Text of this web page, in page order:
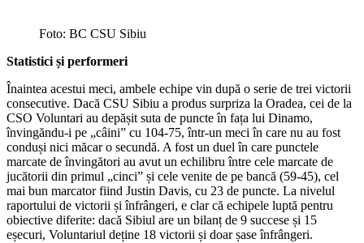
Foto: BC CSU Sibiu
Statistici și performeri
Înaintea acestui meci, ambele echipe vin după o serie de trei victorii
consecutive. Dacă CSU Sibiu a produs surpriza la Oradea, cei de la
CSO Voluntari au depășit suta de puncte în fața lui Dinamo,
învingăndu-i pe „câini” cu 104-75, într-un meci în care nu au fost
conduși nici măcar o secundă. A fost un duel în care punctele
marcate de învingători au avut un echilibru între cele marcate de
jucătorii din primul „cinci” și cele venite de pe bancă (59-45), cel
mai bun marcator fiind Justin Davis, cu 23 de puncte. La nivelul
raportului de victorii și înfrângeri, e clar că echipele luptă pentru
obiective diferite: dacă Sibiul are un bilanț de 9 succese și 15
eșecuri, Voluntariul deține 18 victorii și doar șase înfrângeri.